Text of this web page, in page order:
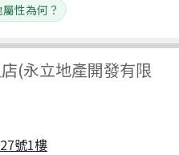
(永立地產開發有限
號1樓
性為何？